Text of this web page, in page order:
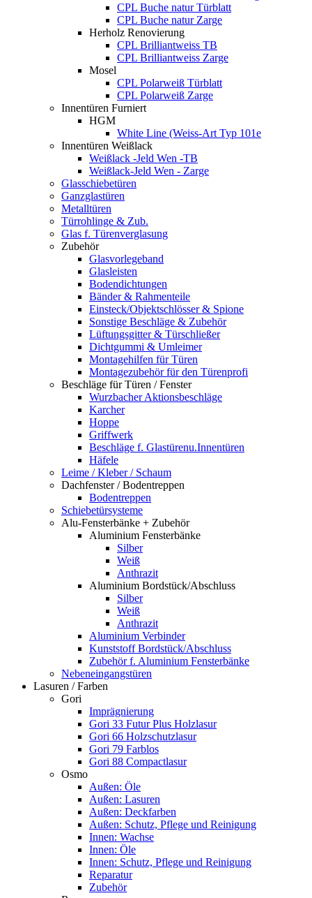
CPL Buche natur Türblatt
CPL Buche natur Zarge
Herholz Renovierung
CPL Brilliantweiss TB
CPL Brilliantweiss Zarge
Mosel
CPL Polarweiß Türblatt
CPL Polarweiß Zarge
Innentüren Furniert
HGM
White Line (Weiss-Art Typ 101e
Innentüren Weißlack
Weißlack -Jeld Wen -TB
Weißlack-Jeld Wen - Zarge
Glasschiebetüren
Ganzglastüren
Metalltüren
Türrohlinge & Zub.
Glas f. Türenverglasung
Zubehör
Glasvorlegeband
Glasleisten
Bodendichtungen
Bänder & Rahmenteile
Einsteck/Objektschlösser & Spione
Sonstige Beschläge & Zubehör
Lüftungsgitter & Türschließer
Dichtgummi & Umleimer
Montagehilfen für Türen
Montagezubehör für den Türenprofi
Beschläge für Türen / Fenster
Wurzbacher Aktionsbeschläge
Karcher
Hoppe
Griffwerk
Beschläge f. Glastürenu.Innentüren
Häfele
Leime / Kleber / Schaum
Dachfenster / Bodentreppen
Bodentreppen
Schiebetürsysteme
Alu-Fensterbänke + Zubehör
Aluminium Fensterbänke
Silber
Weiß
Anthrazit
Aluminium Bordstück/Abschluss
Silber
Weiß
Anthrazit
Aluminium Verbinder
Kunststoff Bordstück/Abschluss
Zubehör f. Aluminium Fensterbänke
Nebeneingangstüren
Lasuren / Farben
Gori
Imprägnierung
Gori 33 Futur Plus Holzlasur
Gori 66 Holzschutzlasur
Gori 79 Farblos
Gori 88 Compactlasur
Osmo
Außen: Öle
Außen: Lasuren
Außen: Deckfarben
Außen: Schutz, Pflege und Reinigung
Innen: Wachse
Innen: Öle
Innen: Schutz, Pflege und Reinigung
Reparatur
Zubehör